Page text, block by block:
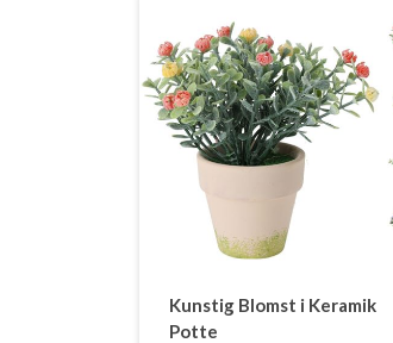
Kunstig Blomst i Keramik
Potte